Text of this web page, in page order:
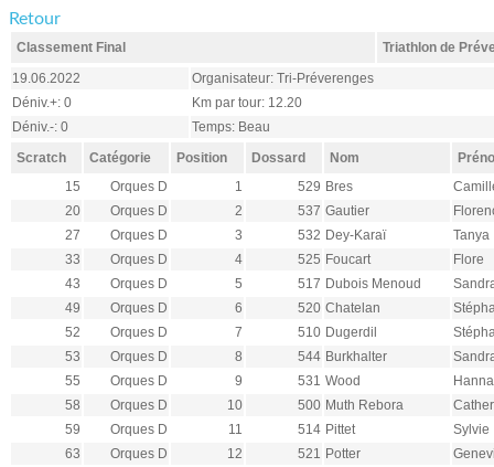
Retour
Classement Final
Triathlon de
19.06.2022
Organisateur: Tri-Préverenges
Déniv.+: 0
Km par tour: 12.20
Déniv.-: 0
Temps: Beau
Scratch
Catégorie Position Dossard Nom
15
Orques D 1 529 Bres
20
Orques D 2 537 Gautier
27
Orques D 3 532 Dey-Karaï
Tanya
33
Orques D 4 525 Foucart
Flore
43
Orques D 5 517 Dubois Menoud
49
Orques D 6 520 Chatelan
52
Orques D 7 510 Dugerdil
53
Orques D 8 544 Burkhalter
55
Orques D 9 531 Wood
58
Orques D 10 500 Muth Rebora
59
Orques D 11 514 Pittet
Sylvie
63
Orques D 12 521 Potter